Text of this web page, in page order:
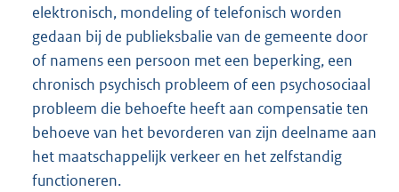
elektronisch, mondeling of telefonisch worden
gedaan bij de publieksbalie van de gemeente door
of namens een persoon met een beperking, een
chronisch psychisch probleem of een psychosociaal
probleem die behoefte heeft aan compensatie ten
behoeve van het bevorderen van zijn deelname aan
het maatschappelijk verkeer en het zelfstandig
functioneren.